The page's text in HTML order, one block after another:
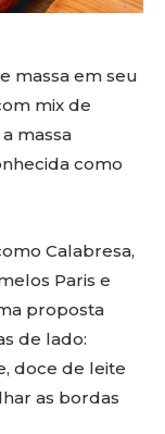
massa em seu
mix de
massa
como
Calabresa,
Paris e
proposta
de lado:
doce de leite
as bordas